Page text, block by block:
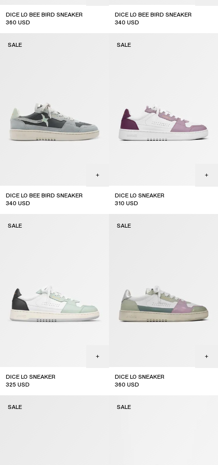
DICE LO BEE BIRD SNEAKER
360 USD
DICE LO BEE BIRD SNEAKER
340 USD
DICE LO BEE BIRD SNEAKER
340 USD
SALE
DICE LO SNEAKER
310 USD
SALE
DICE LO SNEAKER
325 USD
SALE
DICE LO SNEAKER
360 USD
SALE
SALE SALE